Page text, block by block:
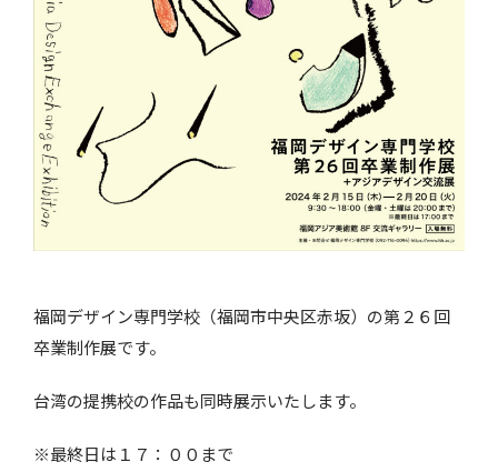
福岡デザイン専門学校（福岡市中央区赤坂）の第２６回
卒業制作展です。
台湾の提携校の作品も同時展示いたします。
※最終日は１７：００まで